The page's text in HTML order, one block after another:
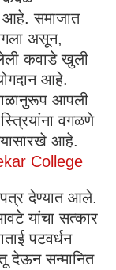
आहे. समाजात
असून,
कवाडे खुली
आहे.
आपली
वगळणे
आहे.
College
देण्यात आले.
यांचा सत्कार
पटवर्धन
देऊन सन्मानित